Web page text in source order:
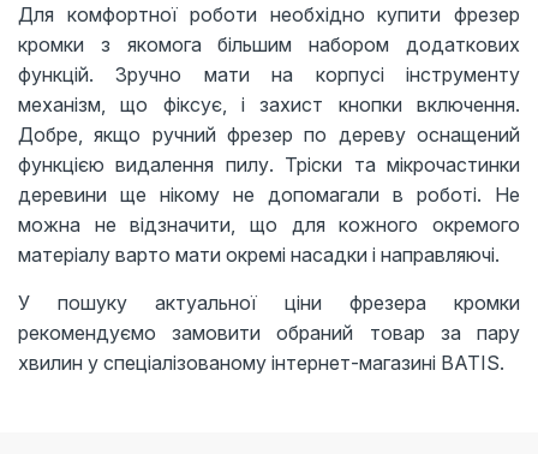
Для комфортної роботи необхідно купити фрезер
кромки з якомога більшим набором додаткових
функцій. Зручно мати на корпусі інструменту
механізм, що фіксує, і захист кнопки включення.
Добре, якщо ручний фрезер по дереву оснащений
функцією видалення пилу. Тріски та мікрочастинки
деревини ще нікому не допомагали в роботі. Не
можна не відзначити, що для кожного окремого
матеріалу варто мати окремі насадки і направляючі.
У пошуку актуальної ціни фрезера кромки
рекомендуємо замовити обраний товар за пару
хвилин у спеціалізованому інтернет-магазині BATIS.